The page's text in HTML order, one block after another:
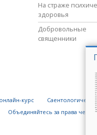
На страже
здоровья
Добровольные
священники
курс
Объединяйтесь за права